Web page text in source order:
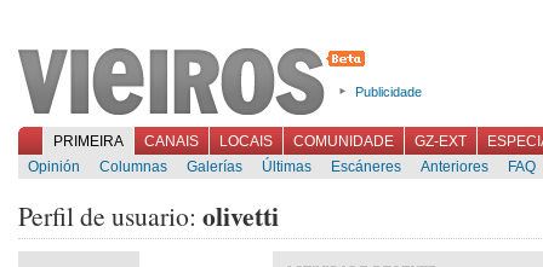
Publicidade
PRIMEIRA CANAIS LOCAIS COMUNIDADE GZ-EXT
Opinión
Columnas Galerías Últimas Escáneres Anteriores FAQ
Perfil de usuario: olivetti